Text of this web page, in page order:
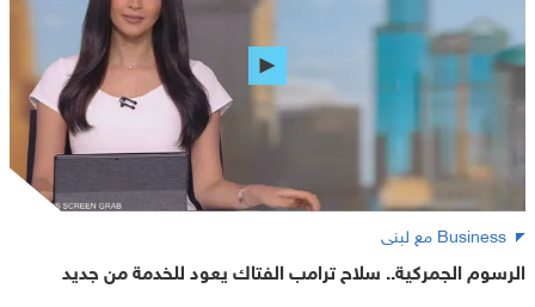
Business مع لبنى
الرسوم الجمركية.. سلاح ترامب الفتاك يعود للخدمة من جديد